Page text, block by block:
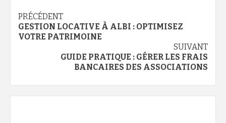
Navigation
d’article
PRÉCÉDENT
GESTION LOCATIVE À ALBI : OPTIMISEZ
VOTRE PATRIMOINE
SUIVANT
GUIDE PRATIQUE : GÉRER LES FRAIS
BANCAIRES DES ASSOCIATIONS